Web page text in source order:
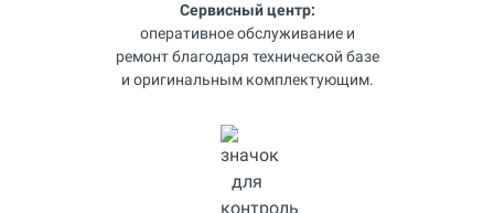
Сервисный центр:
оперативное обслуживание и
ремонт благодаря технической базе
и оригинальным комплектующим.